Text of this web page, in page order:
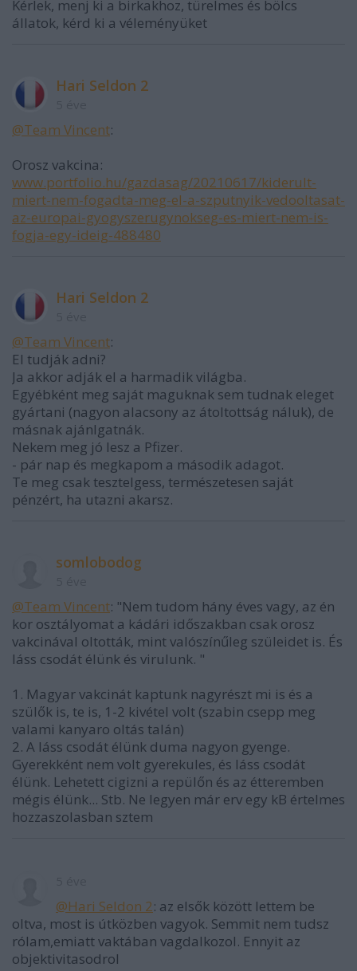
Kérlek, menj ki a birkakhoz, türelmes és bölcs
állatok, kérd ki a véleményüket
Hari Seldon 2
@Team Vincent:
Orosz vakcina:
www.portfolio.hu/gazdasag/20210617/kiderult-
miert-nem-fogadta-meg-el-a-szputnyik-vedooltasat-
az-europai-gyogyszerugynokseg-es-miert-nem-is-
fogja-egy-ideig-488480
Hari Seldon 2
@Team Vincent:
El tudják adni?
Ja akkor adják el a harmadik világba.
Egyébként meg saját maguknak sem tudnak eleget
gyártani (nagyon alacsony az átoltottság náluk), de
másnak ajánlgatnák.
Nekem meg jó lesz a Pfizer.
- pár nap és megkapom a második adagot.
Te meg csak tesztelgess, természetesen saját
pénzért, ha utazni akarsz.
somlobodog
@Team Vincent: "Nem tudom hány éves vagy, az én
kor osztályomat a kádári időszakban csak orosz
vakcinával oltották, mint valószínűleg szüleidet is. És
láss csodát élünk és virulunk. "
1. Magyar vakcinát kaptunk nagyrészt mi is és a
szülők is, te is, 1-2 kivétel volt (szabin csepp meg
valami kanyaro oltás talán)
2. A láss csodát élünk duma nagyon gyenge.
Gyerekként nem volt gyerekules, és láss csodát
élünk. Lehetett cigizni a repülőn és az étteremben
mégis élünk... Stb. Ne legyen már erv egy kB értelmes
hozzaszolasban sztem
@Hari Seldon 2: az elsők között lettem be
oltva, most is útközben vagyok. Semmit nem tudsz
rólam,emiatt vaktában vagdalkozol. Ennyit az
objektivitasodrol